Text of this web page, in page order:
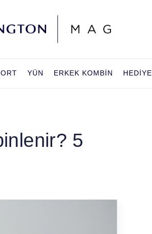
YÜN ERKEK KOMBIN HEDIYE
5